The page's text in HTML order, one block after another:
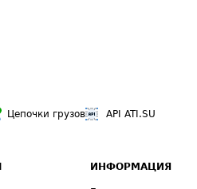
Цепочки грузов API ATI.SU
ИНФОРМАЦИЯ